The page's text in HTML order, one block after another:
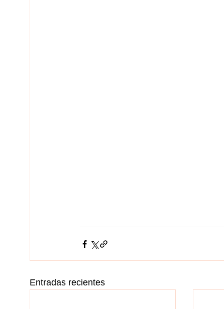
Entradas recientes